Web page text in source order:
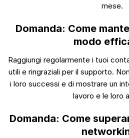
mese.
Domanda: Come
modo
Raggiungi regolarmente i tuoi
utili e ringraziali per il supporto.
i loro successi e di mostrare un
lavoro e le loro
Domanda: Come